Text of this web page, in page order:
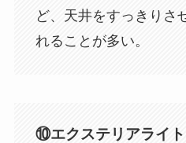
ど、天井をすっきりさ
れることが多い。
⑩エクステリアライト